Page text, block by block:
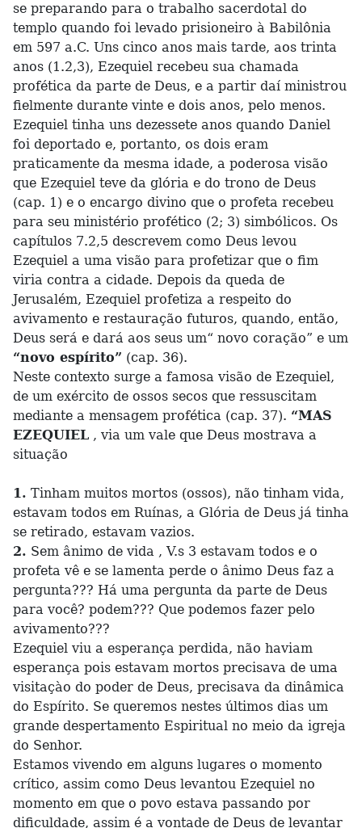
se preparando para o trabalho sacerdotal do
templo quando foi levado prisioneiro à Babilônia
em 597 a.C. Uns cinco anos mais tarde, aos trinta
anos (1.2,3), Ezequiel recebeu sua chamada
profética da parte de Deus, e a partir daí ministrou
fielmente durante vinte e dois anos, pelo menos.
Ezequiel tinha uns dezessete anos quando Daniel
foi deportado e, portanto, os dois eram
praticamente da mesma idade, a poderosa visão
que Ezequiel teve da glória e do trono de Deus
(cap. 1) e o encargo divino que o profeta recebeu
para seu ministério profético (2; 3) simbólicos. Os
capítulos 7.2,5 descrevem como Deus levou
Ezequiel a uma visão para profetizar que o fim
viria contra a cidade. Depois da queda de
Jerusalém, Ezequiel profetiza a respeito do
avivamento e restauração futuros, quando, então,
Deus será e dará aos seus um“ novo coração” e um
“novo espírito” (cap. 36).
Neste contexto surge a famosa visão de Ezequiel,
de um exército de ossos secos que ressuscitam
mediante a mensagem profética (cap. 37). “MAS
EZEQUIEL , via um vale que Deus mostrava a
situação
1. Tinham muitos mortos (ossos), não tinham vida,
estavam todos em Ruínas, a Glória de Deus já tinha
se retirado, estavam vazios.
2. Sem ânimo de vida , V.s 3 estavam todos e o
profeta vê e se lamenta perde o ânimo Deus faz a
pergunta??? Há uma pergunta da parte de Deus
para você? podem??? Que podemos fazer pelo
avivamento???
Ezequiel viu a esperança perdida, não haviam
esperança pois estavam mortos precisava de uma
visitaçào do poder de Deus, precisava da dinâmica
do Espírito. Se queremos nestes últimos dias um
grande despertamento Espiritual no meio da igreja
do Senhor.
Estamos vivendo em alguns lugares o momento
crítico, assim como Deus levantou Ezequiel no
momento em que o povo estava passando por
dificuldade, assim é a vontade de Deus de levantar